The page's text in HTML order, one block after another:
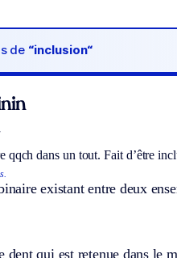
de “inclusion“
qqch dans un tout. Fait d’être
existant entre deux
dent qui est retenue dans le